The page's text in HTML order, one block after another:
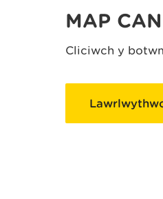
MAP
Cliciwch y